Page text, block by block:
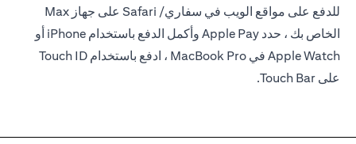
للدفع على مواقع الويب في سفاري/ Safari على جهاز Max
الخاص بك ، حدد Apple Pay وأكمل الدفع باستخدام iPhone أو
Apple Watch في MacBook Pro ، ادفع باستخدام Touch ID
على Touch Bar.